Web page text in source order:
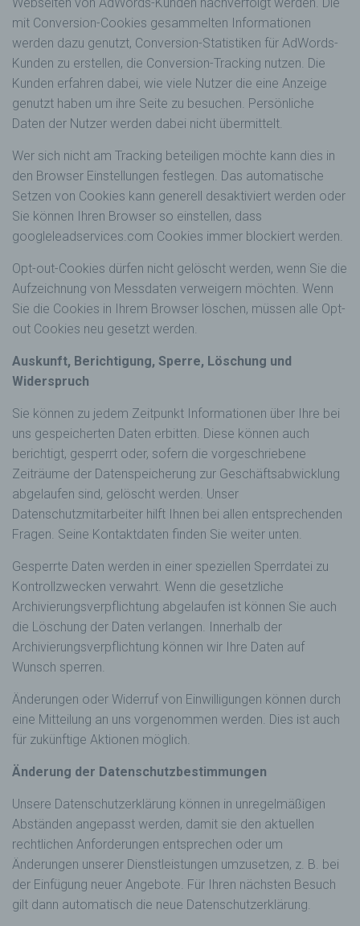
mit Conversion-Cookies gesammelten Informationen
werden dazu genutzt, Conversion-Statistiken für AdWords-
Kunden zu erstellen, die Conversion-Tracking nutzen. Die
Kunden erfahren dabei, wie viele Nutzer die eine Anzeige
genutzt haben um ihre Seite zu besuchen. Persönliche
Daten der Nutzer werden dabei nicht übermittelt.
Wer sich nicht am Tracking beteiligen möchte kann dies in
den Browser Einstellungen festlegen. Das automatische
Setzen von Cookies kann generell desaktiviert werden oder
Sie können Ihren Browser so einstellen, dass
googleleadservices.com Cookies immer blockiert werden.
Opt-out-Cookies dürfen nicht gelöscht werden, wenn Sie die
Aufzeichnung von Messdaten verweigern möchten. Wenn
Sie die Cookies in Ihrem Browser löschen, müssen alle Opt-
out Cookies neu gesetzt werden.
Auskunft, Berichtigung, Sperre, Löschung und
Widerspruch
Sie können zu jedem Zeitpunkt Informationen über Ihre bei
uns gespeicherten Daten erbitten. Diese können auch
berichtigt, gesperrt oder, sofern die vorgeschriebene
Zeiträume der Datenspeicherung zur Geschäftsabwicklung
abgelaufen sind, gelöscht werden. Unser
Datenschutzmitarbeiter hilft Ihnen bei allen entsprechenden
Fragen. Seine Kontaktdaten finden Sie weiter unten.
Gesperrte Daten werden in einer speziellen Sperrdatei zu
Kontrollzwecken verwahrt. Wenn die gesetzliche
Archivierungsverpflichtung abgelaufen ist können Sie auch
die Löschung der Daten verlangen. Innerhalb der
Archivierungsverpflichtung können wir Ihre Daten auf
Wunsch sperren.
Änderungen oder Widerruf von Einwilligungen können durch
eine Mitteilung an uns vorgenommen werden. Dies ist auch
für zukünftige Aktionen möglich.
Änderung der Datenschutzbestimmungen
Unsere Datenschutzerklärung können in unregelmäßigen
Abständen angepasst werden, damit sie den aktuellen
rechtlichen Anforderungen entsprechen oder um
Änderungen unserer Dienstleistungen umzusetzen, z. B. bei
der Einfügung neuer Angebote. Für Ihren nächsten Besuch
gilt dann automatisch die neue Datenschutzerklärung.
Kennung des Cookies. Sie besteht aus einer
Zeichenfolge, durch welche Internetseiten und
Server dem konkreten Internetbrowser zugeordnet
werden können, in dem das Cookie gespeichert
wurde. Dies ermöglicht es den besuchten
Internetseiten und Servern, den individuellen
Browser der betroffenen Person von anderen
Internetbrowsern, die andere Cookies enthalten,
kann über die eindeutige Cookie-ID wiedererkannt
und identifiziert werden.
Durch den Einsatz von Cookies kann den Nutzern
dieser Internetseite nutzerfreundlichere Services
bereitstellen, die ohne die Cookie-Setzung nicht
möglich wären.
Mittels eines Cookies können die Informationen
und Angebote auf unserer Internetseite im Sinne
des Benutzers optimiert werden. Cookies
ermöglichen uns, wie bereits erwähnt, die
Benutzer unserer Internetseite wiederzuerkennen.
Nutzern die Verwendung unserer Internetseite zu
erleichtern. Der Benutzer einer Internetseite, die
jedem Besuch der Internetseite erneut seine
Zugangsdaten eingeben, weil dies von der
Internetseite und dem auf dem Computersystem
des Benutzers abgelegten Cookie übernommen
wird. Ein weiteres Beispiel ist das Cookie eines
Warenkorbes im Online-Shop. Der Online-Shop
merkt sich die Artikel, die ein Kunde in den
virtuellen Warenkorb gelegt hat, über ein Cookie.
Cookies durch unsere Internetseite jederzeit
mittels einer entsprechenden Einstellung des
genutzten Internetbrowsers verhindern und damit
der Setzung von Cookies dauerhaft
widersprechen. Ferner können bereits gesetzte
Cookies jederzeit über einen Internetbrowser oder
andere Softwareprogramme gelöscht werden. Dies
Deaktiviert die betroffene Person die Setzung von
Cookies in dem genutzten Internetbrowser, sind
unter Umständen nicht alle Funktionen unserer
Internetseite vollumfänglich nutzbar.
Erfassung von allgemeinen Daten und
Informationen
Die Internetseite erfasst mit jedem Aufruf der
Internetseite durch eine betroffene Person oder ein
automatisiertes System eine Reihe von
allgemeinen Daten und Informationen. Diese
allgemeinen Daten und Informationen werden in
den Logfiles des Servers gespeichert. Erfasst
werden können die (1) verwendeten Browsertypen
und Versionen, (2) das vom zugreifenden System